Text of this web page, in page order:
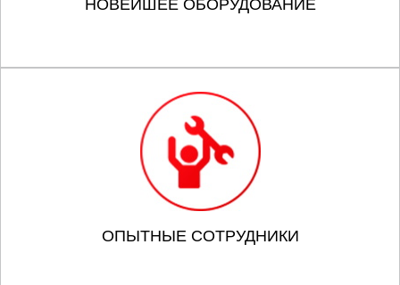
НОВЕЙШЕЕ ОБОРУДОВАНИЕ
ОПЫТНЫЕ СОТРУДНИКИ